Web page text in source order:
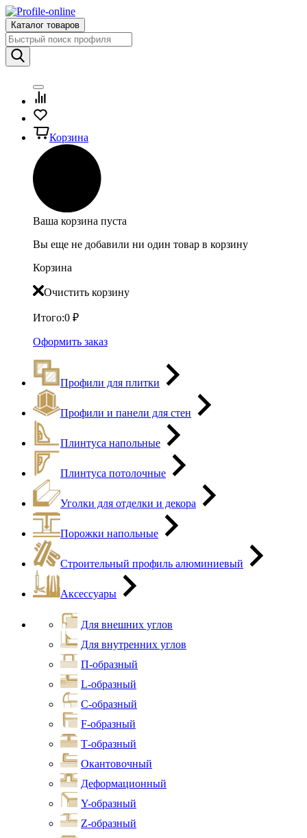
Каталог товаров
Корзина
Ваша корзина пуста
Вы еще не добавили ни один товар в корзину
Корзина
Очистить корзину
Итого:0 ₽
Оформить заказ
Профили для плитки
Профили и панели для стен
Плинтуса напольные
Плинтуса потолочные
Уголки для отделки и декора
Порожки напольные
Строительный профиль алюминиевый
Аксессуары
Для внешних углов
Для внутренних углов
П-образный
L-образный
С-образный
F-образный
Т-образный
Окантовочный
Деформационный
Y-образный
Z-образный